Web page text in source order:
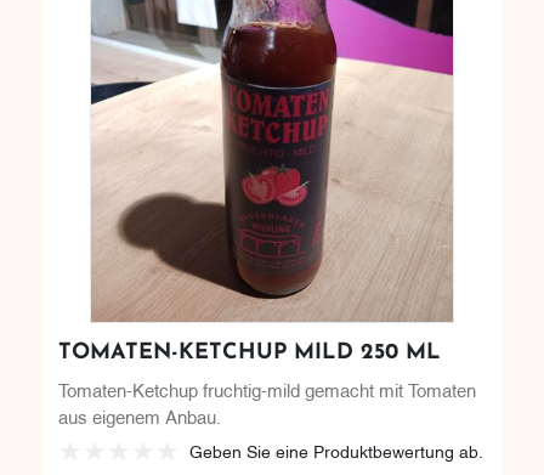
TOMATEN-KETCHUP MILD 250 ML
Tomaten-Ketchup fruchtig-mild gemacht mit Tomaten
aus eigenem Anbau.
Geben Sie eine Produktbewertung ab.